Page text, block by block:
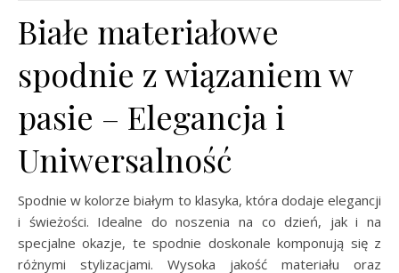
Białe materiałowe
spodnie z wiązaniem w
pasie – Elegancja i
Uniwersalność
Spodnie w kolorze białym to klasyka, która dodaje elegancji
i świeżości. Idealne do noszenia na co dzień, jak i na
specjalne okazje, te spodnie doskonale komponują się z
różnymi stylizacjami. Wysoka jakość materiału oraz